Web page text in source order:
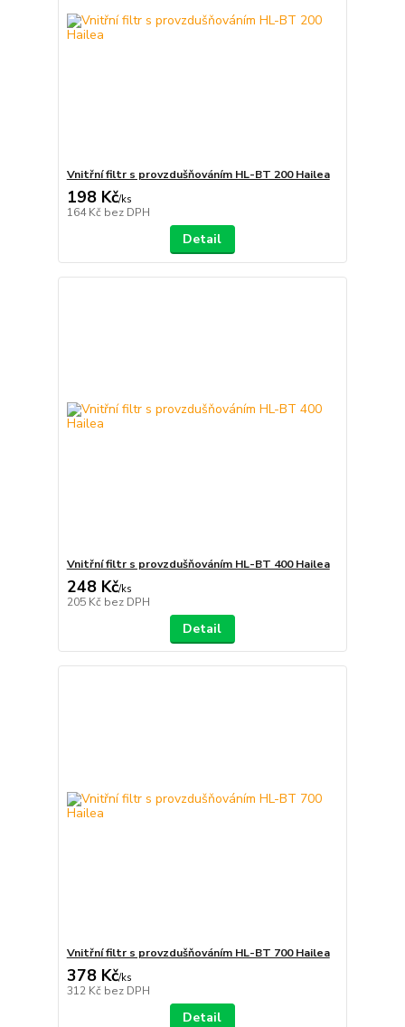
Vnitřní filtr s provzdušňováním HL-BT 200 Hailea
198 Kč/ks
164 Kč bez DPH
Detail
Vnitřní filtr s provzdušňováním HL-BT 400 Hailea
248 Kč/ks
205 Kč bez DPH
Detail
Vnitřní filtr s provzdušňováním HL-BT 700 Hailea
378 Kč/ks
312 Kč bez DPH
Detail